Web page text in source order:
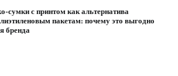
сумки с принтом как альтернатива
пакетам: почему это выгодно
бренда